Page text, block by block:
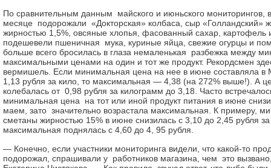
По сравнительным данным майского и июньского мониторингов,
месяце подорожали «Докторская» колбаса, сыр «Голландский»
жирностью 1,5%, овсяные хлопья, фасованный сахар, картофель
подешевели пшеничная мука, куриные яйца, свежие огурцы и
больше всего бросилась в глаза немаленькая разбежка между
максимальными ценами на один и тот же продукт. Рекордсмен
вермишель. Если минимальная цена на нее в июне составляла в
1,13 рубля за кило, то максимальная — 4,38 (на 272% выше!). А
колебалась от 0,98 рубля за килограмм до 3,18. Часто
минимальная цена на тот или иной продукт питания в июне
маем, зато значительно возрастала максимальная. К примеру,
сметаны жирностью 15% в июне снизилась с 3,10 до 2,45 рубля
максимальная поднялась с 4,60 до 4, 95 рубля.
— Конечно, если участники мониторинга видели, что какой-то
подорожал, спрашивали у работников магазина, чем это